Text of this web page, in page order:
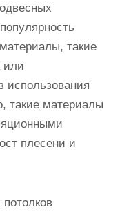
такие
или
использования
такие материалы
плесени и